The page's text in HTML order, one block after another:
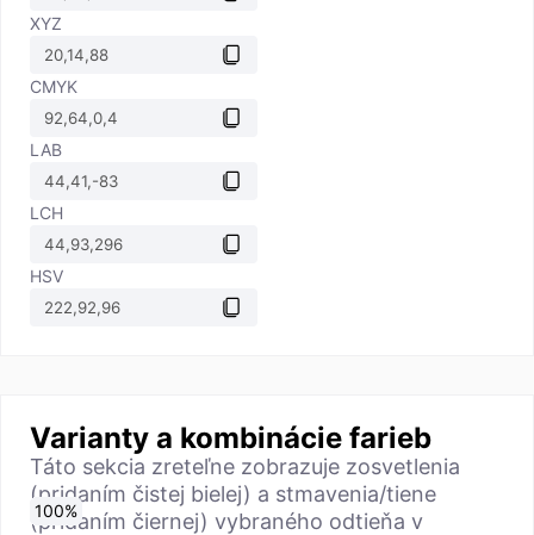
XYZ
CMYK
LAB
LCH
HSV
Varianty a kombinácie farieb
Táto sekcia zreteľne zobrazuje zosvetlenia
(pridaním čistej bielej) a stmavenia/tiene
(pridaním čiernej) vybraného odtieňa v
0%
10%
20%
30%
40%
50%
60%
70%
80%
90%
100%